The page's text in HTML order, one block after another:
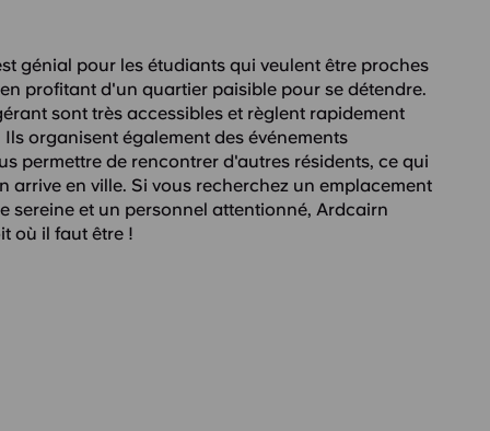
génial pour les étudiants qui veulent être proches
profitant d'un quartier paisible pour se détendre.
sont très accessibles et règlent rapidement
organisent également des événements
permettre de rencontrer d'autres résidents, ce qui
arrive en ville. Si vous recherchez un emplacement
sereine et un personnel attentionné, Ardcairn
où il faut être !